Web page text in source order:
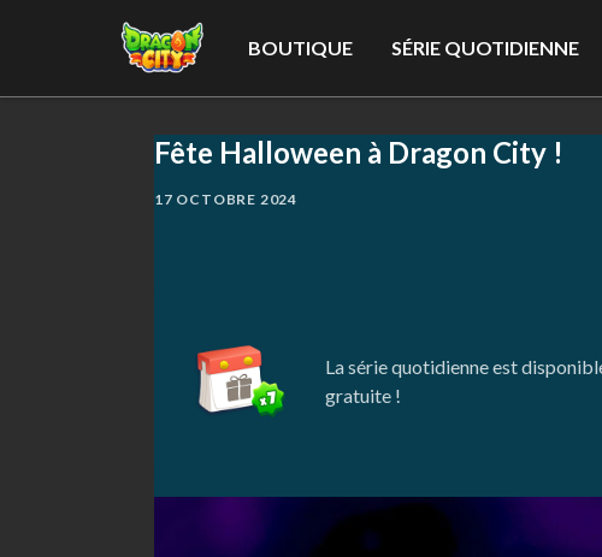
BOUTIQUE SÉRIE QUOTIDIENNE
Fête Halloween à Dragon City !
17 OCTOBRE 2024
La série quotidienne est
gratuite !